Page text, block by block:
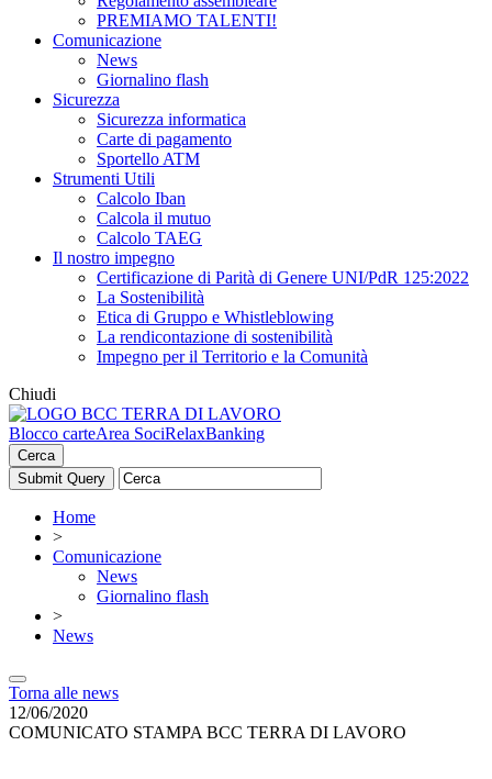
PREMIAMO TALENTI!
Comunicazione
News
Giornalino flash
Sicurezza
Sicurezza informatica
Carte di pagamento
Sportello ATM
Strumenti Utili
Calcolo Iban
Calcola il mutuo
Calcolo TAEG
Il nostro impegno
Certificazione di Parità di Genere UNI/PdR 125:2022
La Sostenibilità
Etica di Gruppo e Whistleblowing
La rendicontazione di sostenibilità
Impegno per il Territorio e la Comunità
Chiudi
Blocco carteArea SociRelaxBanking
Cerca
Home
>
Comunicazione
News
Giornalino flash
>
News
Torna alle news
12/06/2020
COMUNICATO STAMPA BCC TERRA DI LAVORO